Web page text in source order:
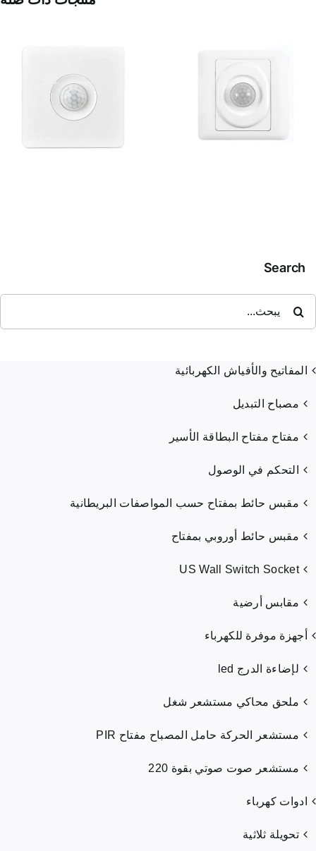
مفتاح حساس حركه
ضوئي
Search
عن:
المفاتيح والأفياش الكهربائية
مصباح التبديل
مفتاح مفتاح البطاقة الأسير
التحكم في الوصول
مقبس حائط بمفتاح حسب المواصفات البريطانية
مقبس حائط أوروبي بمفتاح
US Wall Switch Socket
مقابس أرضية
أجهزة موفرة للكهرباء
لإضاءة الدرج led
ملحق محاكي مستشعر شغل
مستشعر الحركة حامل المصباح مفتاح PIR
مستشعر صوت صوتي بقوة 220
ادوات كهرباء
تحويلة ثلاثية